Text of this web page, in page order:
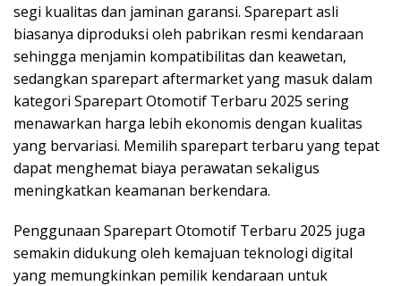
segi kualitas dan jaminan garansi. Sparepart asli
biasanya diproduksi oleh pabrikan resmi kendaraan
sehingga menjamin kompatibilitas dan keawetan,
sedangkan sparepart aftermarket yang masuk dalam
kategori Sparepart Otomotif Terbaru 2025 sering
menawarkan harga lebih ekonomis dengan kualitas
yang bervariasi. Memilih sparepart terbaru yang tepat
dapat menghemat biaya perawatan sekaligus
meningkatkan keamanan berkendara.
Penggunaan Sparepart Otomotif Terbaru 2025 juga
semakin didukung oleh kemajuan teknologi digital
yang memungkinkan pemilik kendaraan untuk